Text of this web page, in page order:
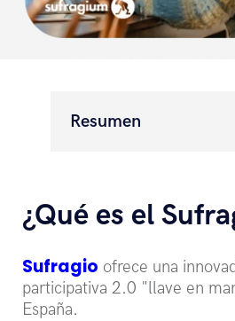
Resumen
¿Qué es el
Sufragio ofrece una
participativa 2.0 "llave en
España.